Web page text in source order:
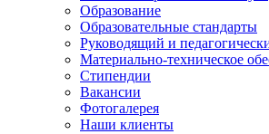
Образование
Образовательные стандарты
Руководящий и
Материально-техническое
Стипендии
Вакансии
Фотогалерея
Наши клиенты